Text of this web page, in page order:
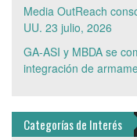
Media OutReach
UU. 23 julio, 2026
GA-ASI y MBDA se
integración de
Categorías de Interés